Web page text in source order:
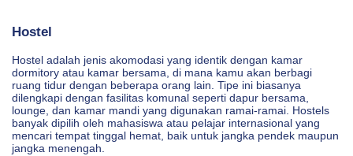
Hostel
Hostel adalah jenis akomodasi yang identik dengan kamar
dormitory atau kamar bersama, di mana kamu akan berbagi
ruang tidur dengan beberapa orang lain. Tipe ini biasanya
dilengkapi dengan fasilitas komunal seperti dapur bersama,
lounge, dan kamar mandi yang digunakan ramai-ramai. Hostels
banyak dipilih oleh mahasiswa atau pelajar internasional yang
mencari tempat tinggal hemat, baik untuk jangka pendek maupun
jangka menengah.